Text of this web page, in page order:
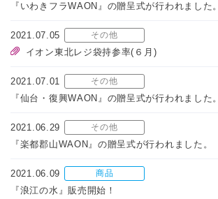
『いわきフラWAON』の贈呈式が行われました。
2021.07.05 その他
イオン東北レジ袋持参率(６月)
2021.07.01 その他
『仙台・復興WAON』の贈呈式が行われました。
2021.06.29 その他
『楽都郡山WAON』の贈呈式が行われました。
2021.06.09 商品
『浪江の水』販売開始！